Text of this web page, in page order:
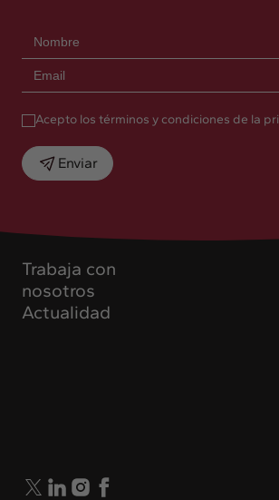
Trabaja con
nosotros
Actualidad
Acepto los términos y condiciones de la
Enviar